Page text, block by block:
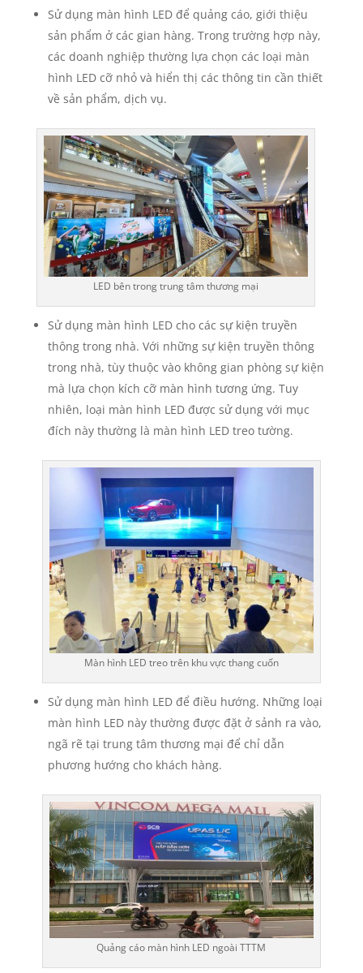
Sử dụng màn hình LED để quảng cáo, giới thiệu
sản phẩm ở các gian hàng. Trong trường hợp này,
các doanh nghiệp thường lựa chọn các loại màn
hình LED cỡ nhỏ và hiển thị các thông tin cần thiết
về sản phẩm, dịch vụ.
LED bên trong trung tâm thương mại
Sử dụng màn hình LED cho các sự kiện truyền
thông trong nhà. Với những sự kiện truyền thông
trong nhà, tùy thuộc vào không gian phòng sự kiện
mà lựa chọn kích cỡ màn hình tương ứng. Tuy
nhiên, loại màn hình LED được sử dụng với mục
đích này thường là màn hình LED treo tường.
Màn hình LED treo trên khu vực thang cuốn
Sử dụng màn hình LED để điều hướng. Những loại
màn hình LED này thường được đặt ở sảnh ra vào,
ngã rẽ tại trung tâm thương mại để chỉ dẫn
phương hướng cho khách hàng.
Quảng cáo màn hình LED ngoài TTTM